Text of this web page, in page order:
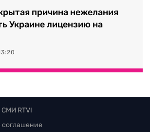
причина нежелания
Украине лицензию на
RTVI
соглашение